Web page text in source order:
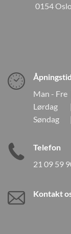
0154
Man - Fre
Lørdag |
Søndag |
Telefon
21 09 59
Kontakt